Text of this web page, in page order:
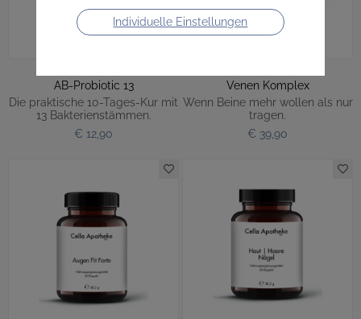
AB-Probiotic 13
Die praktische 10-Tages-Kur mit
13 Bakterienstämmen.
€ 12,90
Venen Komplex
Wenn Beine mehr wollen als nur
tragen.
€ 39,90
Individuelle Einstellungen